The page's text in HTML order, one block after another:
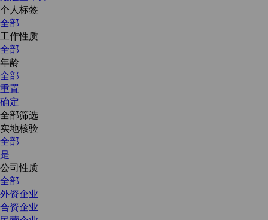
个人标签
全部
工作性质
全部
年龄
全部
重置
确定
全部筛选
实地核验
全部
是
公司性质
全部
外资企业
合资企业